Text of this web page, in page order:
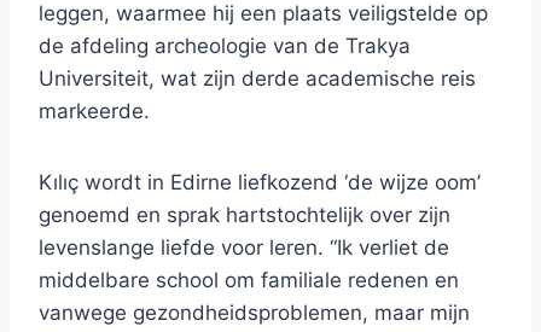
leggen, waarmee hij een plaats veiligstelde op
de afdeling archeologie van de Trakya
Universiteit, wat zijn derde academische reis
markeerde.
Kılıç wordt in Edirne liefkozend ‘de wijze oom’
genoemd en sprak hartstochtelijk over zijn
levenslange liefde voor leren. “Ik verliet de
middelbare school om familiale redenen en
vanwege gezondheidsproblemen, maar mijn